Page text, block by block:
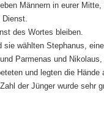
Männern in eurer
Dienst.
des Wortes bleiben.
wählten Stephanus,
Parmenas und
und legten die Hände
der Jünger wurde sehr